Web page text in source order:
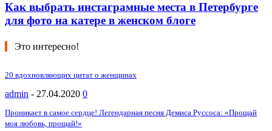
Как выбрать инстаграмные места в Петербурге
для фото на катере в женском блоге
Это интересно!
20 вдохновляющих цитат о женщинах
admin - 27.04.2020 0
Проникает в самое сердце! Легендарная песня Демиса Руссоса: «Прощай
моя любовь, прощай!»